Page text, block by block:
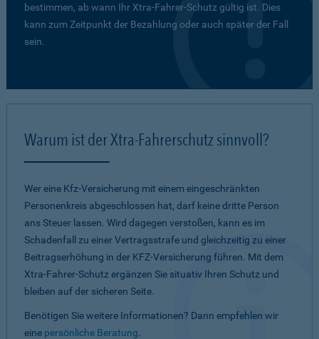
bestimmen, ab wann Ihr Xtra-Fahrer-Schutz gültig ist. Dies
kann zum Zeitpunkt der Bezahlung oder auch später der Fall
sein.
Warum ist der Xtra-Fahrerschutz sinnvoll?
Wer eine Kfz-Versicherung mit einem eingeschränkten
Personenkreis abgeschlossen hat, darf keine dritte Person
ans Steuer lassen. Wird dagegen verstoßen, kann es im
Schadenfall zu einer Vertragsstrafe und gleichzeitig zu einer
Beitragserhöhung in der KFZ-Versicherung führen. Mit dem
Xtra-Fahrer-Schutz ergänzen Sie situativ Ihren Schutz und
bleiben auf der sicheren Seite.
Benötigen Sie weitere Informationen? Dann empfehlen wir
eine persönliche Beratung.